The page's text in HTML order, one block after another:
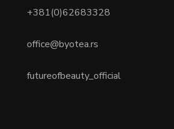
+381(0)62683328
office@byotea.rs
futureofbeauty_official